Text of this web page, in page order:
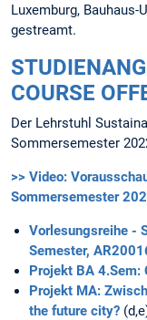
Luxemburg,
gestreamt.
COURSE
Der Lehrstuhl
Sommersemester
>> Video:
Sommersemester
Vorlesungsreihe -
Semester,
Projekt BA
Projekt MA:
the future city?